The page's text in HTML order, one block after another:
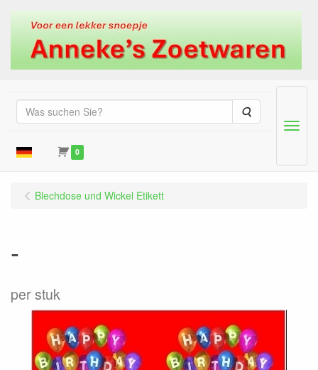
Suche
0
Menu
Blechdose und Wickel Etikett
-
per stuk